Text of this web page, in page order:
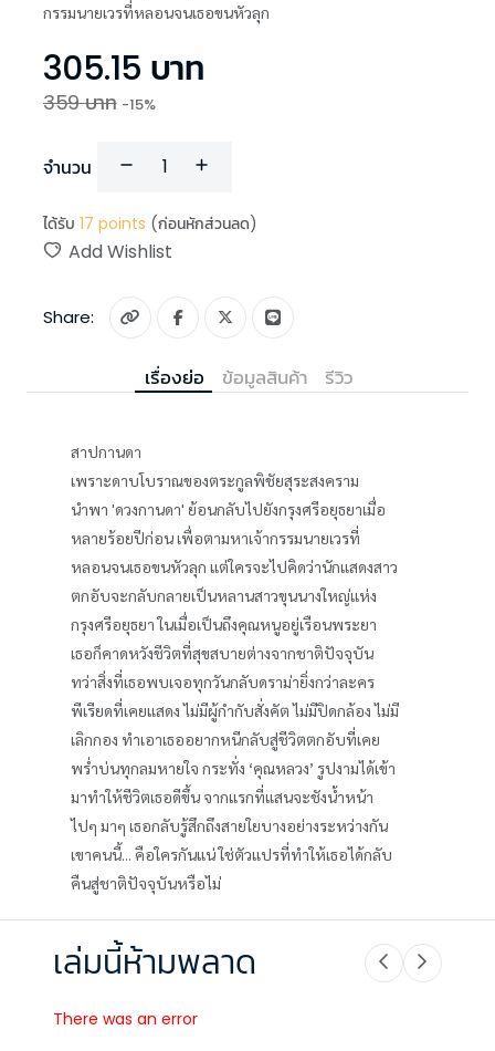
กรรมนายเวรที่หลอนจนเธอขนหัวลุก
305.15 บาท
359บาท -15%
จำนวน
ได้รับ 17 points (ก่อนหักส่วนลด)
Add Wishlist
Share:
เรื่องย่อ ข้อมูลสินค้า รีวิว
สาปกานดา
เพราะดาบโบราณของตระกูลพิชัยสุระสงคราม
นำพา 'ดวงกานดา' ย้อนกลับไปยังกรุงศรีอยุธยาเมื่อ
หลายร้อยปีก่อน เพื่อตามหาเจ้ากรรมนายเวรที่
หลอนจนเธอขนหัวลุก แต่ใครจะไปคิดว่านักแสดงสาว
ตกอับจะกลับกลายเป็นหลานสาวขุนนางใหญ่แห่ง
กรุงศรีอยุธยา ในเมื่อเป็นถึงคุณหนูอยู่เรือนพระยา
เธอก็คาดหวังชีวิตที่สุขสบายต่างจากชาติปัจจุบัน
ทว่าสิ่งที่เธอพบเจอทุกวันกลับดราม่ายิ่งกว่าละคร
พีเรียดที่เคยแสดง ไม่มีผู้กำกับสั่งคัต ไม่มีปิดกล้อง ไม่มี
เลิกกอง ทำเอาเธออยากหนีกลับสู่ชีวิตตกอับที่เคย
พร่ำบ่นทุกลมหายใจ กระทั่ง ‘คุณหลวง’ รูปงามได้เข้า
มาทำให้ชีวิตเธอดีขึ้น จากแรกที่แสนจะชังน้ำหน้า
ไปๆ มาๆ เธอกลับรู้สึกถึงสายใยบางอย่างระหว่างกัน
เขาคนนี้... คือใครกันแน่ ใช่ตัวแปรที่ทำให้เธอได้กลับ
คืนสู่ชาติปัจจุบันหรือไม่
เล่มนี้ห้ามพลาด
There was an error